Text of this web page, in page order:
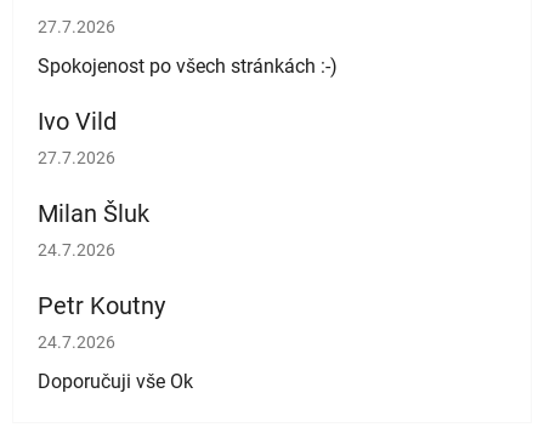
Hodnocení obchodu je 5 z 5 hvězdiček.
27.7.2026
Spokojenost po všech stránkách :-)
Ivo Vild
Hodnocení obchodu je 5 z 5 hvězdiček.
27.7.2026
Milan Šluk
Hodnocení obchodu je 5 z 5 hvězdiček.
24.7.2026
Petr Koutny
Hodnocení obchodu je 5 z 5 hvězdiček.
24.7.2026
Doporučuji vše Ok